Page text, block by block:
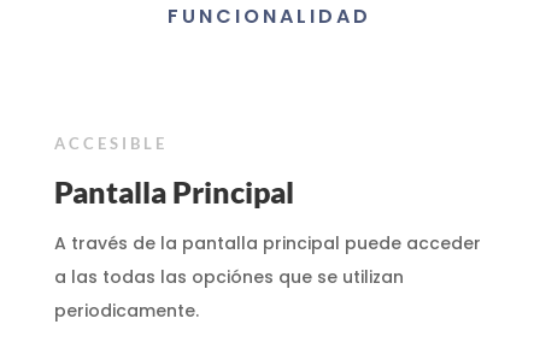
FUNCIONALIDAD
ACCESIBLE
Pantalla Principal
A través de la pantalla principal puede acceder
a las todas las opciónes que se utilizan
periodicamente.